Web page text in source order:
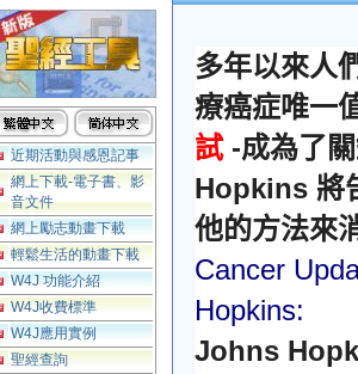
近期活動與感恩記事
網上下載-電子書、影
音文件
網上勵志動畫下載
輕鬆生活的動畫下載
W4J 功能介紹
W4J收費標準
W4J應用實例
聖經查詢
多年以來人
療癌症唯一
試 -成為了
Hopkins 將
他的方法來
Cancer
Hopkins:
Johns